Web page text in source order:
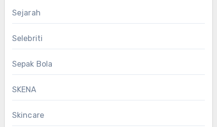
Sejarah
Selebriti
Sepak Bola
SKENA
Skincare